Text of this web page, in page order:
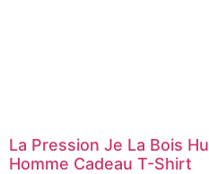
La Pression Je La Bois
Homme Cadeau T-Shirt